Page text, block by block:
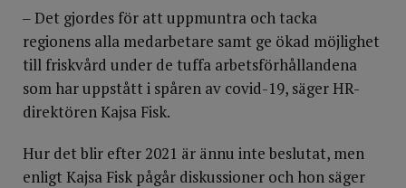
‒ Det gjordes för att uppmuntra och tacka
regionens alla medarbetare samt ge ökad möjlighet
till friskvård under de tuffa arbetsförhållandena
som har uppstått i spåren av covid-19, säger HR-
direktören Kajsa Fisk.
Hur det blir efter 2021 är ännu inte beslutat, men
enligt Kajsa Fisk pågår diskussioner och hon säger